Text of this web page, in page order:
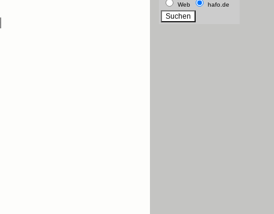
Web hafo.de